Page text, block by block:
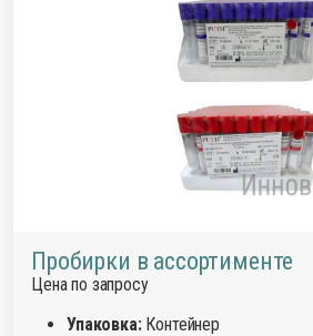
Пробирки в ассортименте
Цена по запросу
Упаковка:Контейнер